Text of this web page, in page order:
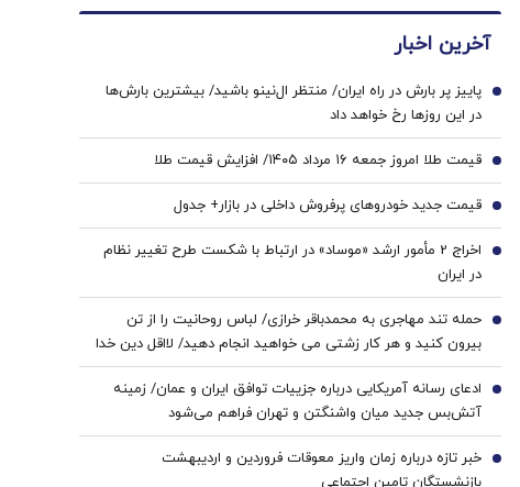
آخرین اخبار
پاییز پر بارش در راه ایران/ منتظر ال‌نینو باشید/ بیشترین بارش‌ها
در این روزها رخ خواهد داد
1
قیمت طلا امروز جمعه ۱۶ مرداد ۱۴۰۵/ افزایش قیمت طلا 2
قیمت جدید خودروهای پرفروش داخلی در بازار+ جدول 3
اخراج 2 مأمور ارشد «موساد» در ارتباط با شکست طرح تغییر نظام
در ایران
4
حمله تند مهاجری به محمدباقر خرازی/ لباس روحانیت را از تن
بیرون کنید و هر کار زشتی می خواهید انجام دهید/ لااقل دین خدا
را آلوده نکنید
5
ادعای رسانه آمریکایی درباره جزییات توافق ایران و عمان/ زمینه
آتش‌بس جدید میان واشنگتن و تهران فراهم می‌شود
6
خبر تازه درباره زمان واریز معوقات فروردین و اردیبهشت
بازنشستگان تامین اجتماعی
7